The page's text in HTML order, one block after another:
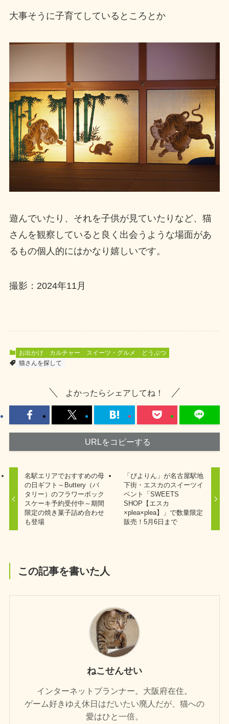
大事そうに子育てしているところとか
遊んでいたり、それを子供が見ていたりなど、猫
さんを観察していると良く出会うような場面があ
るもの個人的にはかなり嬉しいです。
撮影：2024年11月
お出かけ カルチャー スイーツ・グルメ
どうぶつ
猫さんを探して
よかったらシェアしてね！
URLをコピーする
名駅エリアでおすすめの母
の日ギフト～Buttery（バ
タリー）のフラワーボック
スケーキ予約受付中～期間
限定の焼き菓子詰め合わせ
も登場
「ぴよりん」が名古屋駅地
下街・エスカのスイーツイ
ベント「SWEETS
SHOP【エスカ
×plea×plea】」で数量限定
販売！5月6日まで
この記事を書いた人
ねこせんせい
インターネットプランナー。大阪府在住。
ゲーム好きゆえ休日はだいたい廃人だが、猫への
愛はひと一倍。